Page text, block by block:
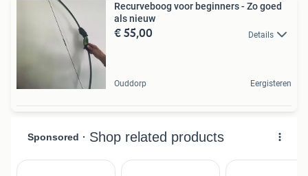
Recurveboog voor beginners - Zo goed
als nieuw
€ 55,00 Details
Ouddorp Eergisteren